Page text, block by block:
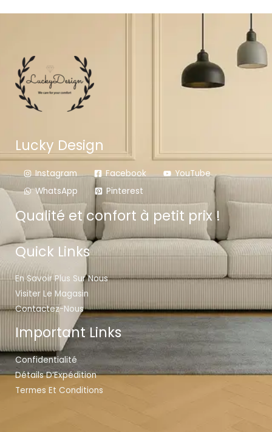
Lucky Design
Instagram Facebook
YouTube
WhatsApp
Pinterest
Qualité et confort à petit prix !
Quick Links
En Savoir Plus Sur Nous
Visiter Le Magasin
Contactez-Nous
Important Links
Confidentialité
Détails D’Expédition
Termes Et Conditions